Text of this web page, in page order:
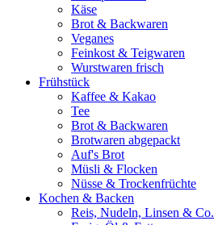
Käse
Brot & Backwaren
Veganes
Feinkost & Teigwaren
Wurstwaren frisch
Frühstück
Kaffee & Kakao
Tee
Brot & Backwaren
Brotwaren abgepackt
Auf's Brot
Müsli & Flocken
Nüsse & Trockenfrüchte
Kochen & Backen
Reis, Nudeln, Linsen & Co.